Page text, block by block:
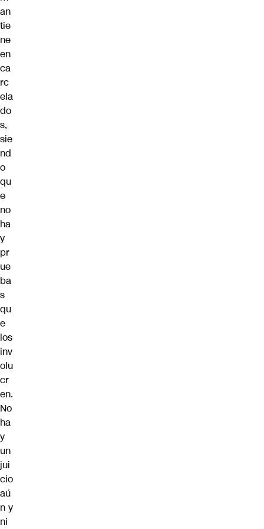
an
tie
ne
en
ca
rc
ela
do
s,
sie
nd
o
qu
e
no
ha
y
pr
ue
ba
s
qu
e
los
inv
olu
cr
en.
No
ha
y
un
jui
cio
aú
n y
ni